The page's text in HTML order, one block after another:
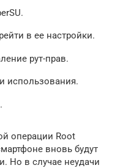
в ее настройки.
рут-прав.
использования.
операции Root
вновь будут
Но в случае неудачи